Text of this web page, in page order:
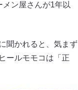
ン屋さんが1年以
聞かれると、気まず
ールモモコは「正